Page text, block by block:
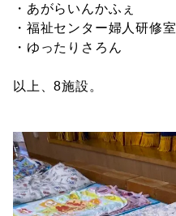
・あがらいんかふぇ
・福祉センター婦人研修室
・ゆったりさろん
以上、8施設。